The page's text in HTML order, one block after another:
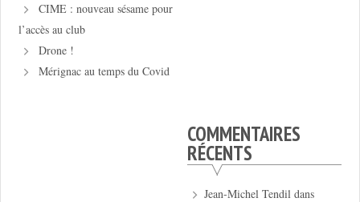
CIME : nouveau sésame pour
l’accès au club
Drone !
Mérignac au temps du Covid
COMMENTAIRES
RÉCENTS
Jean-Michel Tendildans